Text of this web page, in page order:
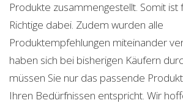
Produkte zusammengestellt. Somit ist
Richtige dabei. Zudem wurden alle
Produktempfehlungen miteinander
haben sich bei bisherigen Käufern
müssen Sie nur das passende
Ihren Bedürfnissen entspricht. Wir